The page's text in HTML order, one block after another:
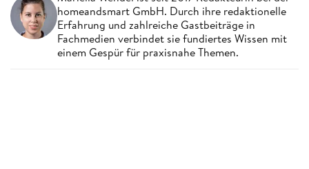
homeandsmart GmbH. Durch ihre redaktionelle
Erfahrung und zahlreiche Gastbeiträge in
Fachmedien verbindet sie fundiertes Wissen mit
einem Gespür für praxisnahe Themen.